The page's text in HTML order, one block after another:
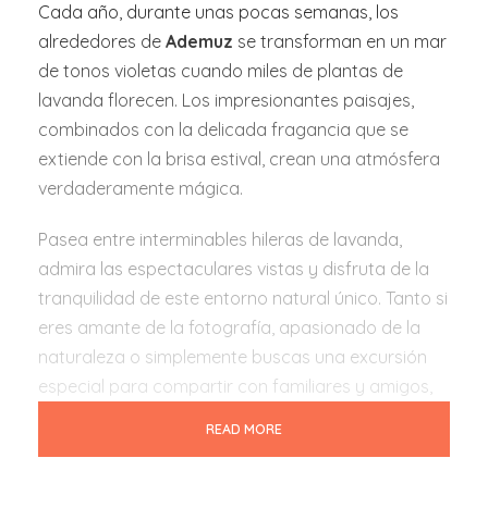
Cada año, durante unas pocas semanas, los
alrededores de Ademuz se transforman en un mar
de tonos violetas cuando miles de plantas de
lavanda florecen. Los impresionantes paisajes,
combinados con la delicada fragancia que se
extiende con la brisa estival, crean una atmósfera
verdaderamente mágica.
Pasea entre interminables hileras de lavanda,
admira las espectaculares vistas y disfruta de la
tranquilidad de este entorno natural único. Tanto si
eres amante de la fotografía, apasionado de la
naturaleza o simplemente buscas una excursión
especial para compartir con familiares y amigos,
READ MORE